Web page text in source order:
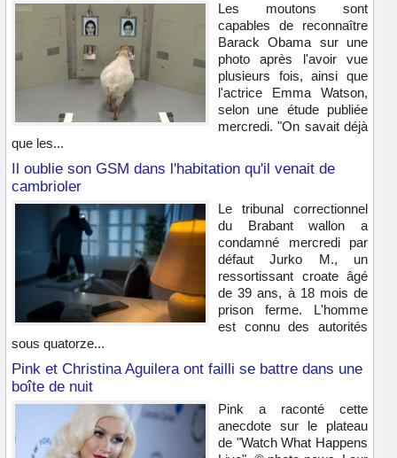
Les moutons sont
capables de reconnaître
Barack Obama sur une
photo après l'avoir vue
plusieurs fois, ainsi que
l'actrice Emma Watson,
selon une étude publiée
mercredi. "On savait déjà
que les...
Il oublie son GSM dans l'habitation qu'il venait de
cambrioler
Le tribunal correctionnel
du Brabant wallon a
condamné mercredi par
défaut Jurko M., un
ressortissant croate âgé
de 39 ans, à 18 mois de
prison ferme. L'homme
est connu des autorités
sous quatorze...
Pink et Christina Aguilera ont failli se battre dans une
boîte de nuit
Pink a raconté cette
anecdote sur le plateau
de "Watch What Happens